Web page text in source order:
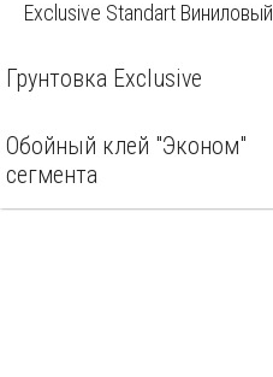
Exclusive Standart Виниловый
Грунтовка Exclusive
Обойный клей "Эконом"
сегмента